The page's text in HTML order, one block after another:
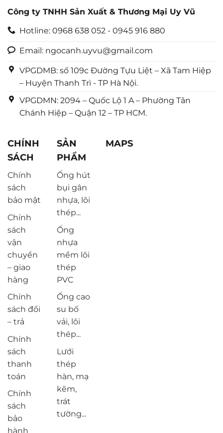
Công ty TNHH Sản Xuất & Thương Mại Uy Vũ
Hotline: 0968 638 052 - 0945 916 880
Email: ngocanh.uyvu@gmail.com
VPGDMB: số 109c Đường Tựu Liệt – Xã Tam Hiệp
– Huyện Thanh Trì - TP Hà Nội.
VPGDMN: 2094 – Quốc Lộ 1 A – Phường Tân
Chánh Hiệp – Quận 12 – TP HCM.
CHÍNH
SÁCH
Chính
sách
bảo mật
Chính
sách
vận
chuyển
– giao
hàng
Chính
sách đổi
– trả
Chính
sách
thanh
toán
Chính
sách
bảo
hành
SẢN
PHẨM
Ống hút
bụi gân
nhựa, lõi
thép...
Ống
nhựa
mềm lõi
thép
PVC
Ống cao
su bố
vải, lõi
thép...
Lưới
thép
hàn, mạ
kẽm,
trát
tường...
MAPS